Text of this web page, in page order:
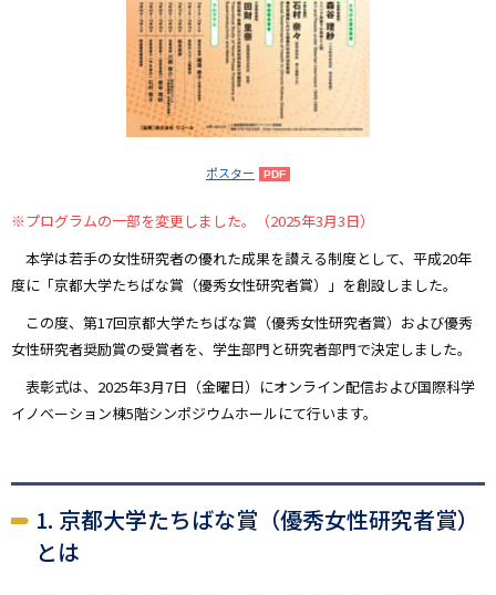
ポスター
※プログラムの一部を変更しました。（2025年3月3日）
本学は若手の女性研究者の優れた成果を讃える制度として、平成20年
度に「京都大学たちばな賞（優秀女性研究者賞）」を創設しました。
この度、第17回京都大学たちばな賞（優秀女性研究者賞）および優秀
女性研究者奨励賞の受賞者を、学生部門と研究者部門で決定しました。
表彰式は、2025年3月7日（金曜日）にオンライン配信および国際科学
イノベーション棟5階シンポジウムホールにて行います。
1. 京都大学たちばな賞（優秀女性研究者賞）
とは